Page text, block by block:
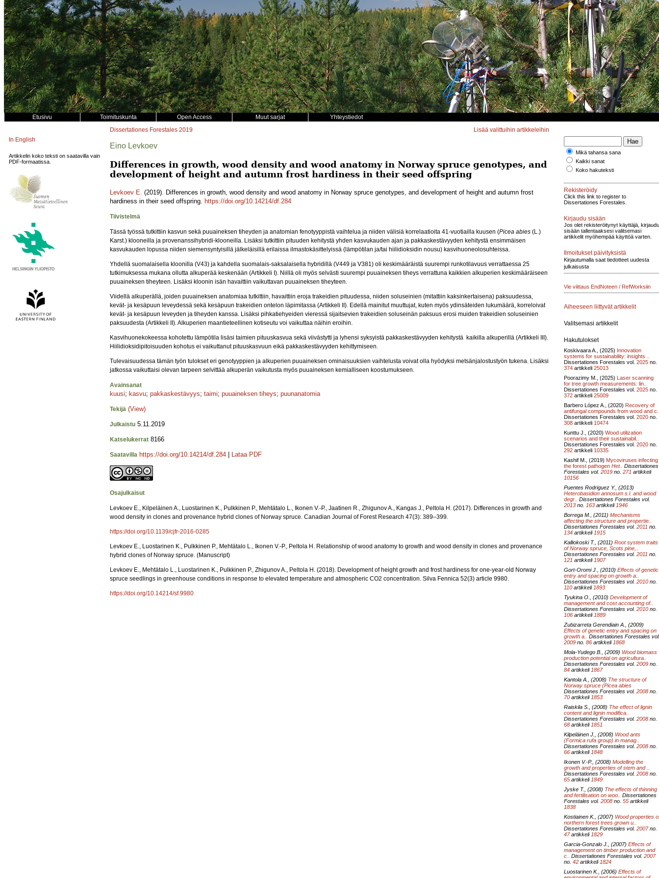
Etusivu Toimituskunta Open Access Muut sarjat Yhteystiedot
In English
Artikkelin koko teksti on saatavilla vain
PDF-formaatissa.
Dissertationes Forestales 2019 Lisää valittuihin artikkeleihin
Eino Levkoev
Differences in growth, wood density and wood anatomy in Norway spruce genotypes, and
development of height and autumn frost hardiness in their seed offspring
Levkoev E. (2019). Differences in growth, wood density and wood anatomy in Norway spruce genotypes, and development of height and autumn frost
hardiness in their seed offspring. https://doi.org/10.14214/df.284
Tiivistelmä
Tässä työssä tutkittiin kasvun sekä puuaineksen tiheyden ja anatomian fenotyyppistä vaihtelua ja niiden välisiä korrelaatioita 41-vuotiailla kuusen (Picea abies (L.)
Karst.) klooneilla ja provenanssihybridi-klooneilla. Lisäksi tutkittiin pituuden kehitystä yhden kasvukauden ajan ja pakkaskestävyyden kehitystä ensimmäisen
kasvukauden lopussa niiden siemensyntyisillä jälkeläisillä erilaissa ilmastokäsittelyissä (lämpötilan ja/tai hiilidioksidin nousu) kasvihuoneolosuhteissa.
Yhdellä suomalaisella kloonilla (V43) ja kahdella suomalais-saksalaisella hybridillä (V449 ja V381) oli keskimääräistä suurempi runkotilavuus verrattaessa 25
tutkimuksessa mukana ollutta alkuperää keskenään (Artikkeli I). Niillä oli myös selvästi suurempi puuaineksen tiheys verrattuna kaikkien alkuperien keskimääräiseen
puuaineksen tiheyteen. Lisäksi kloonin isän havaittiin vaikuttavan puuaineksen tiheyteen.
Viidellä alkuperällä, joiden puuaineksen anatomiaa tutkittiin, havaittiin eroja trakeidien pituudessa, niiden soluseinien (mitattiin kaksinkertaisena) paksuudessa,
kevät- ja kesäpuun leveydessä sekä kesäpuun trakeidien ontelon läpimitassa (Artikkeli II). Edellä mainitut muuttujat, kuten myös ydinsäteiden lukumäärä, korreloivat
kevät- ja kesäpuun leveyden ja tiheyden kanssa. Lisäksi pihkatiehyeiden vieressä sijaitsevien trakeidien soluseinän paksuus erosi muiden trakeidien soluseinien
paksuudesta (Artikkeli II). Alkuperien maantieteellinen kotiseutu voi vaikuttaa näihin eroihin.
Kasvihuonekokeessa kohotettu lämpötila lisäsi taimien pituuskasvua sekä viivästytti ja lyhensi syksyistä pakkaskestävyyden kehitystä kaikilla alkuperillä (Artikkeli III).
Hiilidioksidipitoisuuden kohotus ei vaikuttanut pituuskasvuun eikä pakkaskestävyyden kehittymiseen.
Tulevaisuudessa tämän työn tulokset eri genotyyppien ja alkuperien puuaineksen ominaisuuksien vaihtelusta voivat olla hyödyksi metsänjalostustyön tukena. Lisäksi
jatkossa vaikuttaisi olevan tarpeen selvittää alkuperän vaikutusta myös puuaineksen kemialliseen koostumukseen.
Avainsanat
kuusi; kasvu; pakkaskestävyys; taimi; puuaineksen tiheys; puunanatomia
Tekijä (View)
Julkaistu 5.11.2019
Katselukerrat 8166
Saatavilla https://doi.org/10.14214/df.284 Lataa PDF
Osajulkaisut
Levkoev E., Kilpeläinen A., Luostarinen K., Pulkkinen P., Mehtätalo L., Ikonen V.-P., Jaatinen R., Zhigunov A., Kangas J., Peltola H. (2017). Differences in growth and
wood density in clones and provenance hybrid clones of Norway spruce. Canadian Journal of Forest Research 47(3): 389–399.
https://doi.org/10.1139/cjfr-2016-0285
Levkoev E., Luostarinen K., Pulkkinen P., Mehtätalo L., Ikonen V.-P., Peltola H. Relationship of wood anatomy to growth and wood density in clones and provenance
hybrid clones of Norway spruce. (Manuscript)
Levkoev E., Mehtätalo L., Luostarinen K., Pulkkinen P., Zhigunov A., Peltola H. (2018). Development of height growth and frost hardiness for one-year-old Norway
spruce seedlings in greenhouse conditions in response to elevated temperature and atmospheric CO2 concentration. Silva Fennica 52(3) article 9980.
https://doi.org/10.14214/sf.9980
Mikä tahansa sana
Kaikki sanat
Koko hakuteksti
Rekisteröidy
Click this link to register to
Dissertationes Forestales.
Kirjaudu sisään
Jos olet rekisteröitynyt käyttäjä, kirjaudu
sisään tallentaaksesi valitsemasi
artikkelit myöhempää käyttöä varten.
Ilmoitukset päivityksistä
Kirjautumalla saat tiedotteet uudesta
julkaisusta
Vie viittaus EndNoteen / RefWorksiin
Aiheeseen liittyvät artikkelit
Valitsemasi artikkelit
Hakutulokset
Koskivaara A., (2025) Innovation
systems for sustainability: insights ..
Dissertationes Forestales vol. 2025 no.
374 artikkeli 25013
Poorazimy M., (2025) Laser scanning
for tree growth measurements: lin..
Dissertationes Forestales vol. 2025 no.
372 artikkeli 25009
Barbero López A., (2020) Recovery of
antifungal compounds from wood and
Dissertationes Forestales vol. 2020 no.
308 artikkeli 10474
Kunttu J., (2020) Wood utilization
scenarios and their sustainabil..
Dissertationes Forestales vol. 2020 no.
292 artikkeli 10335
Kashif M., (2019) Mycoviruses infecting
the forest pathogen Het..
Dissertationes
Forestales vol. 2019 no. 271 artikkeli
10156
Puentes Rodriguez Y., (2013)
Heterobasidion annosum s.l. and wood
degr..
Dissertationes Forestales vol.
2013 no. 163 artikkeli 1946
Borrega M., (2011) Mechanisms
affecting the structure and propertie..
Dissertationes Forestales vol. 2011 no.
134 artikkeli 1915
Kalliokoski T., (2011) Root system traits
of Norway spruce, Scots pine,..
Dissertationes Forestales vol. 2011 no.
121 artikkeli 1907
Gort-Oromi J., (2010) Effects of genetic
entry and spacing on growth a..
Dissertationes Forestales vol. 2010 no.
110 artikkeli 1893
Tyukina O., (2010) Development of
management and cost accounting of..
Dissertationes Forestales vol. 2010 no.
106 artikkeli 1889
Zubizarreta Gerendiain A., (2009)
Effects of genetic entry and spacing on
growth a..
Dissertationes Forestales
2009 no. 86 artikkeli 1868
Mola-Yudego B., (2009) Wood biomass
production potential on agricultura..
Dissertationes Forestales vol. 2009 no.
84 artikkeli 1867
Kantola A., (2008) The structure of
Norway spruce (Picea abies
Dissertationes Forestales vol. 2008 no.
70 artikkeli 1853
Raiskila S., (2008) The effect of lignin
content and lignin modifica..
Dissertationes Forestales vol. 2008 no.
68 artikkeli 1851
Kilpeläinen J., (2008) Wood ants
(Formica rufa group) in manag..
Dissertationes Forestales vol. 2008 no.
66 artikkeli 1848
Ikonen V.-P., (2008) Modelling the
growth and properties of stem and ..
Dissertationes Forestales vol. 2008 no.
65 artikkeli 1849
Jyske T., (2008) The effects of thinning
and fertilisation on woo..
Dissertationes
Forestales vol. 2008 no. 55 artikkeli
1838
Kostiainen K., (2007) Wood properties
northern forest trees grown u..
Dissertationes Forestales vol. 2007no.
47artikkeli 1829
Garcia-Gonzalo J., (2007) Effects of
management on timber production and
c..
Dissertationes Forestales vol. 2007
no. 42 artikkeli 1824
Luostarinen K., (2006) Effects of